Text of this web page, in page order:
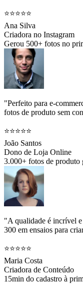
⭐⭐⭐⭐⭐
Ana Silva
Criadora no Instagram
Gerou 500+ fotos no
"Perfeito para e-
fotos de produto sem
⭐⭐⭐⭐⭐
João Santos
Dono de Loja Online
3.000+ fotos de produto
"A qualidade é incrível e
300 em ensaios para
⭐⭐⭐⭐⭐
Maria Costa
Criadora de Conteúdo
15min do cadastro à